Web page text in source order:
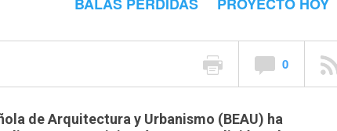
0
de Arquitectura y Urbanismo (BEAU) ha